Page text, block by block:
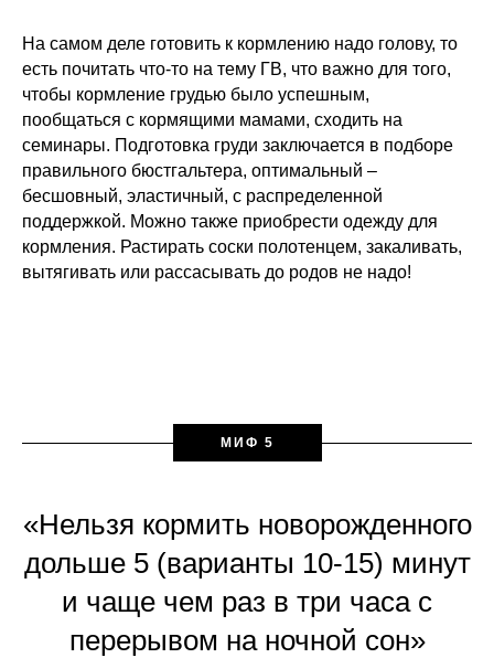
На самом деле готовить к кормлению надо голову, то
есть почитать что-то на тему ГВ, что важно для того,
чтобы кормление грудью было успешным,
пообщаться с кормящими мамами, сходить на
семинары. Подготовка груди заключается в подборе
правильного бюстгальтера, оптимальный –
бесшовный, эластичный, с распределенной
поддержкой. Можно также приобрести одежду для
кормления. Растирать соски полотенцем, закаливать,
вытягивать или рассасывать до родов не надо!
МИФ 5
«Нельзя кормить новорожденного
дольше 5 (варианты 10-15) минут
и чаще чем раз в три часа с
перерывом на ночной сон»